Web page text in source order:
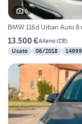
6
BMW 116d Urban Auto
13.500 €Ailano(CE)
Usato
06/2018